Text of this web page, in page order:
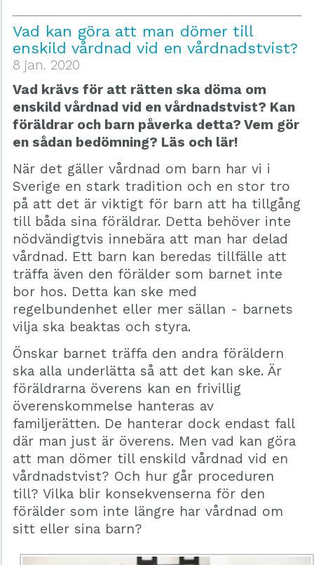
Vad kan göra att man dömer till
enskild vårdnad vid en vårdnadstvist?
8 jan. 2020
Vad krävs för att rätten ska döma om
enskild vårdnad vid en vårdnadstvist? Kan
föräldrar och barn påverka detta? Vem gör
en sådan bedömning? Läs och lär!
När det gäller vårdnad om barn har vi i
Sverige en stark tradition och en stor tro
på att det är viktigt för barn att ha tillgång
till båda sina föräldrar. Detta behöver inte
nödvändigtvis innebära att man har delad
vårdnad. Ett barn kan beredas tillfälle att
träffa även den förälder som barnet inte
bor hos. Detta kan ske med
regelbundenhet eller mer sällan - barnets
vilja ska beaktas och styra.
Önskar barnet träffa den andra föräldern
ska alla underlätta så att det kan ske. Är
föräldrarna överens kan en frivillig
överenskommelse hanteras av
familjerätten. De hanterar dock endast fall
där man just är överens. Men vad kan göra
att man dömer till enskild vårdnad vid en
vårdnadstvist? Och hur går proceduren
till? Vilka blir konsekvenserna för den
förälder som inte längre har vårdnad om
sitt eller sina barn?